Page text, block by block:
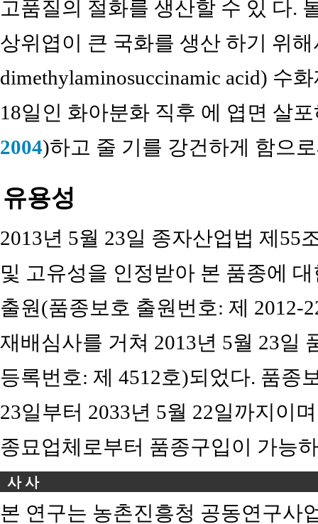
고품질의 절화를 생산할 수 있 다.
상위엽이 큰 국화를 생산 하기 위
dimethylaminosuccinamic acid) 수
18일인 화아분화 직후 에 엽면 살
2004)하고 줄 기를 강건하게 함으
유용성
2013년 5월 23일 종자산업법 제55
및 고유성을 인정받아 본 품종에
출원(품종보호 출원번호: 제 2012-
재배심사를 거쳐 2013년 5월 23일
등록번호: 제 4512호)되었다. 품종
23일부터 2033년 5월 22일까지이
종묘업체로부터 품종구입이 가능
사 사
본 연구는 농촌진흥청 공동연구사